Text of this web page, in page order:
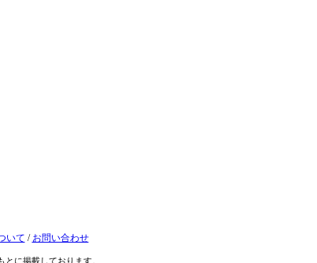
いて / お問い合わせ
に掲載しております。